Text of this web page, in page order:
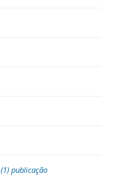
(1) publicação